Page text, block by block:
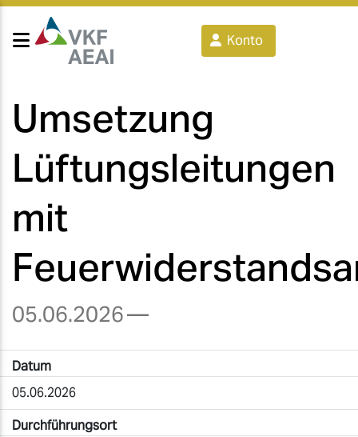
Konto
Umsetzung
Lüftungsleitungen
mit
05.06.2026—
Datum
05.06.2026
Durchführungsort